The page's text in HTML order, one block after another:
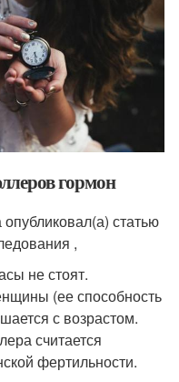
гормон
статью
,
не стоят.
(ее способность
с возрастом.
считается
фертильности.